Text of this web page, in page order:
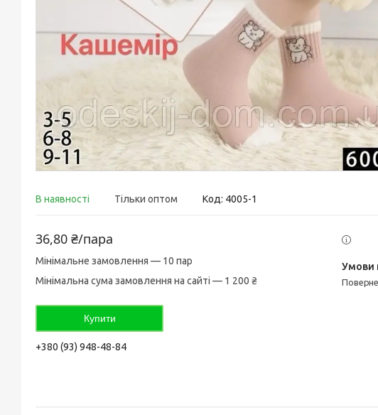
В наявності Тільки оптом Код: 4005-1
36,80 ₴/пара
Мінімальне замовлення — 10 пар
Мінімальна сума замовлення на сайті — 1 200 ₴
Купити
+380 (93) 948-48-84